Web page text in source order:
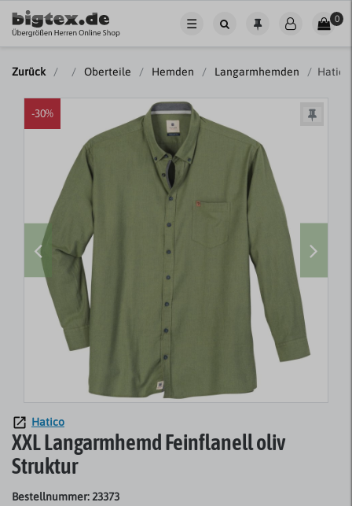
☰ 0
Zurück Oberteile Hemden Langarmhemden
-30%
Hatico
XXL Langarmhemd Feinflanell oliv
Struktur
Bestellnummer: 23373